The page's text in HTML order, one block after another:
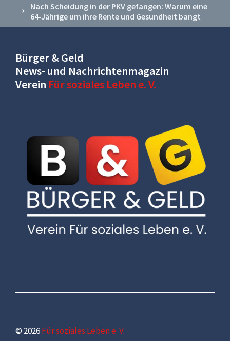
Nach Scheidung in der PKV gefangen: Warum eine
64‑Jährige um ihre Rente und Gesundheit bangt
Bürger & Geld
News- und Nachrichtenmagazin
Verein Für soziales Leben e. V.
© 2026Für soziales Leben e. V.